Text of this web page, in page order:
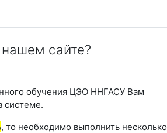
сайте?
обучения ЦЭО ННГАСУ Вам
системе.
, то необходимо выполнить несколько